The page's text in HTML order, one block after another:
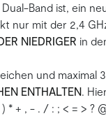
Band ist, ein
nur mit der 2,4
NIEDRIGER in
und maximal
ENTHALTEN.
) * + , - . / : ; < = > ?